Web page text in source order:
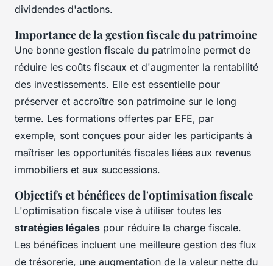
dividendes d'actions.
Importance de la gestion fiscale du patrimoine
Une bonne gestion fiscale du patrimoine permet de
réduire les coûts fiscaux et d'augmenter la rentabilité
des investissements. Elle est essentielle pour
préserver et accroître son patrimoine sur le long
terme. Les formations offertes par EFE, par
exemple, sont conçues pour aider les participants à
maîtriser les opportunités fiscales liées aux revenus
immobiliers et aux successions.
Objectifs et bénéfices de l'optimisation fiscale
L'optimisation fiscale vise à utiliser toutes les
stratégies légales pour réduire la charge fiscale.
Les bénéfices incluent une meilleure gestion des flux
de trésorerie, une augmentation de la valeur nette du